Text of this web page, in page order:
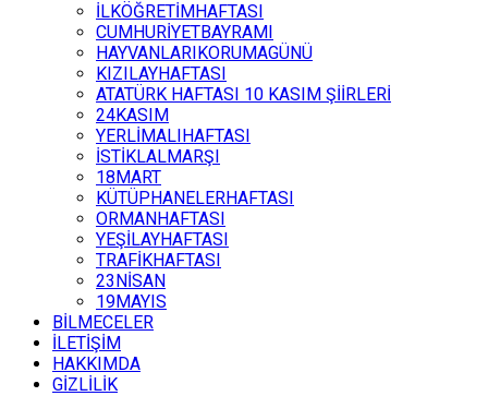
İLKÖĞRETİMHAFTASI
CUMHURİYETBAYRAMI
HAYVANLARIKORUMAGÜNÜ
KIZILAYHAFTASI
ATATÜRK HAFTASI 10 KASIM ŞİİRLERİ
24KASIM
YERLİMALIHAFTASI
İSTİKLALMARŞI
18MART
KÜTÜPHANELERHAFTASI
ORMANHAFTASI
YEŞİLAYHAFTASI
TRAFİKHAFTASI
23NİSAN
19MAYIS
BİLMECELER
İLETİŞİM
HAKKIMDA
GİZLİLİK